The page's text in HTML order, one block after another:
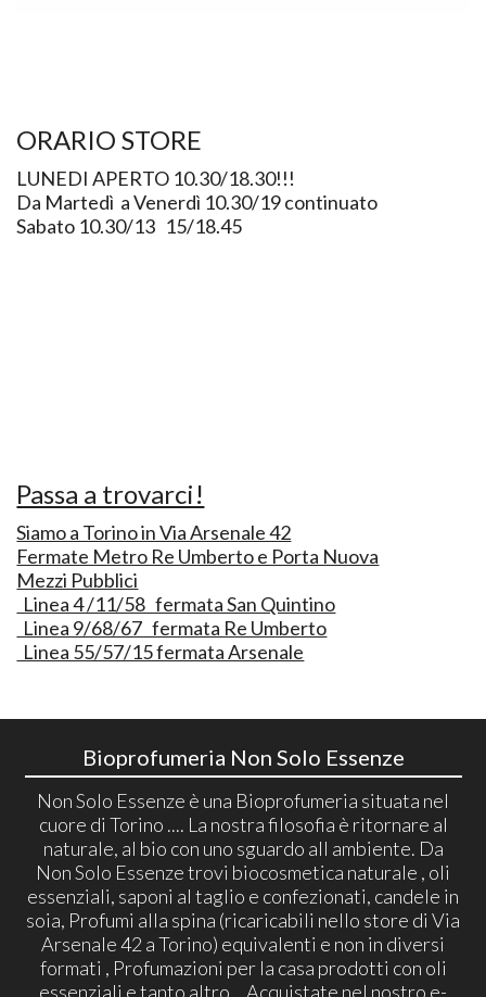
ORARIO STORE
LUNEDI APERTO 10.30/18.30!!!
Da Martedì a Venerdì 10.30/19 continuato
Sabato 10.30/13 15/18.45
Passa a trovarci!
Siamo a Torino in Via Arsenale 42
Fermate Metro Re Umberto e Porta Nuova
Mezzi Pubblici
Linea 4 /11/58 fermata San Quintino
Linea 9/68/67 fermata Re Umberto
Linea 55/57/15 fermata Arsenale
Bioprofumeria Non Solo Essenze
Non Solo Essenze è una Bioprofumeria situata nel
cuore di Torino .... La nostra filosofia è ritornare al
naturale, al bio con uno sguardo all ambiente. Da
Non Solo Essenze trovi biocosmetica naturale , oli
essenziali, saponi al taglio e confezionati, candele in
soia, Profumi alla spina (ricaricabili nello store di Via
Arsenale 42 a Torino) equivalenti e non in diversi
formati , Profumazioni per la casa prodotti con oli
essenziali e tanto altro... Acquistate nel nostro e-